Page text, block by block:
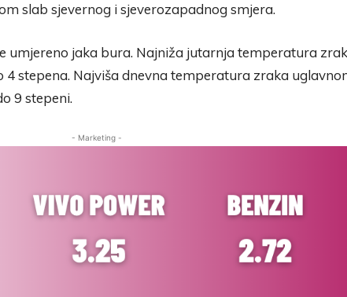
slab sjevernog i sjeverozapadnog smjera.
umjereno jaka bura. Najniža jutarnja temperatura
4 stepena. Najviša dnevna temperatura zraka
9 stepeni.
- Marketing -